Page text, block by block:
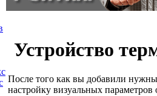
Устройство
После того как вы добавили
настройку визуальных